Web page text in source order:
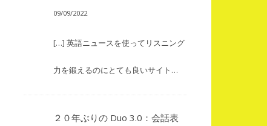
09/09/2022
[…] 英語ニュースを使ってリスニング
力を鍛えるのにとても良いサイト…
２０年ぶりの Duo 3.0：会話表